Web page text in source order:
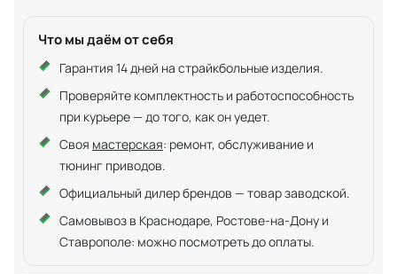
Что мы даём от себя
Гарантия 14 дней на страйкбольные изделия.
Проверяйте комплектность и работоспособность
при курьере — до того, как он уедет.
Своя мастерская: ремонт, обслуживание и
тюнинг приводов.
Официальный дилер брендов — товар заводской.
Самовывоз в Краснодаре, Ростове-на-Дону и
Ставрополе: можно посмотреть до оплаты.